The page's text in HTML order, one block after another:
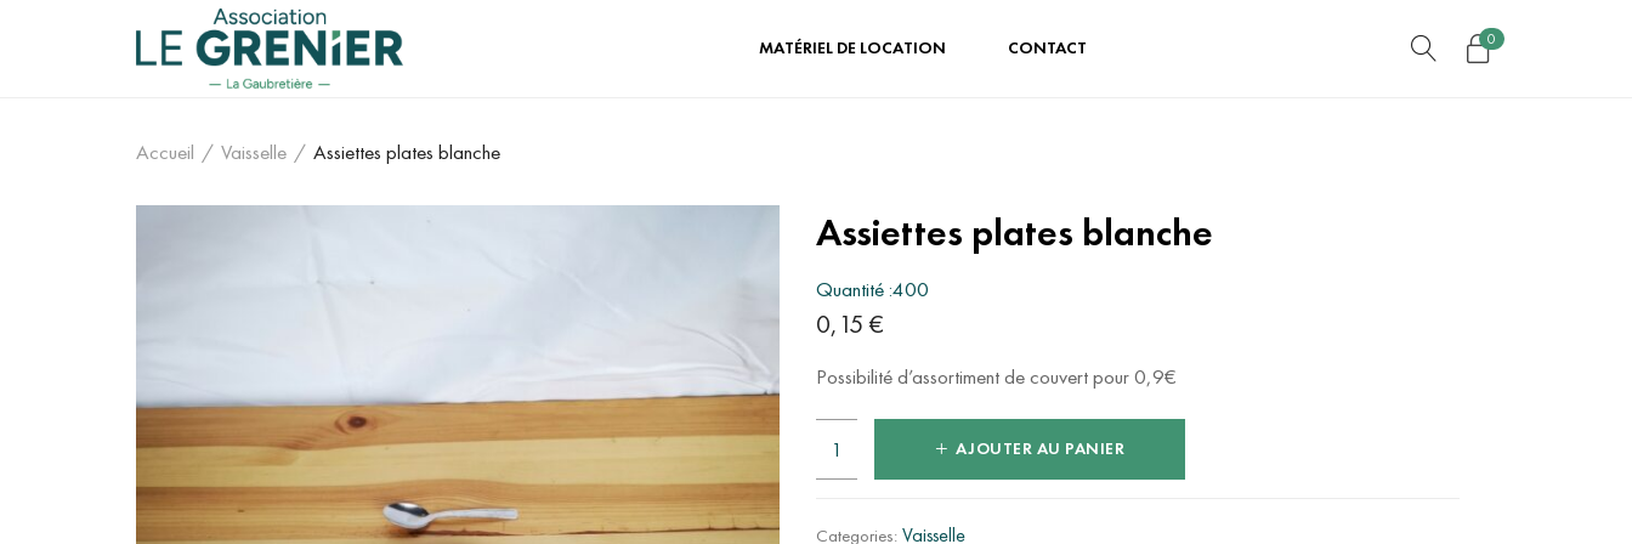
MATÉRIEL DE LOCATION CONTACT 0
Accueil / Vaisselle / Assiettes plates blanche
Assiettes plates blanche
Quantité :400
0,15 €
Possibilité d’assortiment de couvert pour 0,9€
quantité
Assiettes
AJOUTER AU PANIER
Categories: Vaisselle